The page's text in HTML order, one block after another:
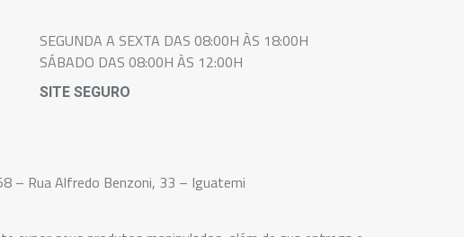
SEGUNDA A SEXTA DAS 08:00H ÀS 18:00H
SÁBADO DAS 08:00H ÀS 12:00H
SITE SEGURO
– Rua Alfredo Benzoni, 33 – Iguatemi